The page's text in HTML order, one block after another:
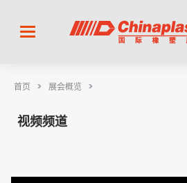
首页 > 展会概览 >
视频频道